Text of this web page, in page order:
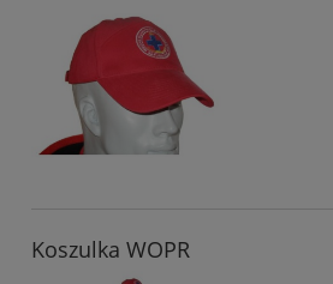
Koszulka WOPR